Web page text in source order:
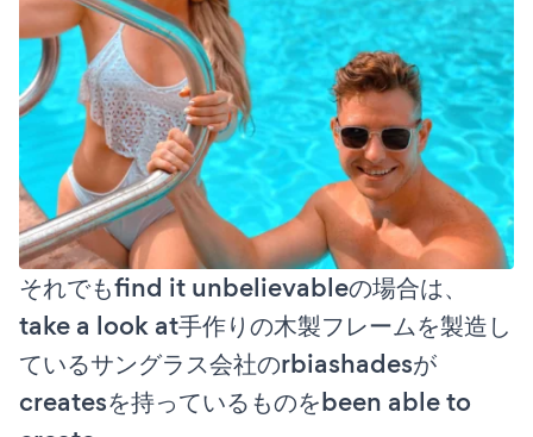
それでもfind it unbelievableの場合は、
take a look at手作りの木製フレームを製造し
ているサングラス会社のrbiashadesが
createsを持っているものをbeen able to